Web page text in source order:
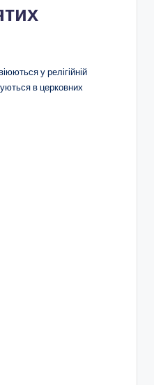
у релігійній
в церковних